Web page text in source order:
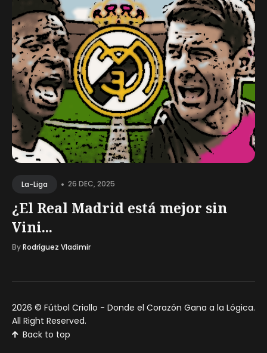
La-Liga • 26 DEC, 2025
¿El Real Madrid está mejor sin
Vini...
ByRodríguez Vladimir
2026 © Fútbol Criollo - Donde el Corazón Gana a la Lógica.
All Right Reserved.
Back to top